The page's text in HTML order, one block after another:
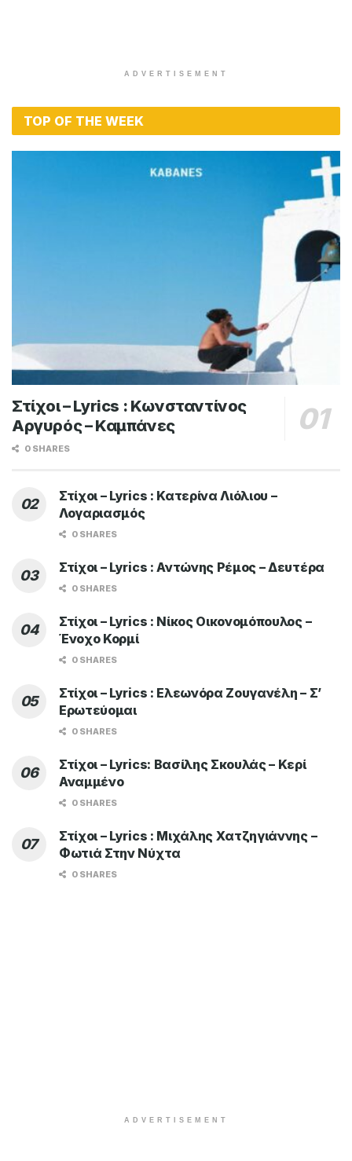
ADVERTISEMENT
TOP OF THE WEEK
Στίχοι – Lyrics : Κωνσταντίνος
Αργυρός – Καμπάνες
0 SHARES
Στίχοι – Lyrics : Κατερίνα Λιόλιου –
Λογαριασμός
0 SHARES
Στίχοι – Lyrics : Αντώνης Ρέμος – Δευτέρα
0 SHARES
Στίχοι – Lyrics : Νίκος Οικονομόπουλος –
Ένοχο Κορμί
0 SHARES
Στίχοι – Lyrics : Ελεωνόρα Ζουγανέλη – Σ’
Ερωτεύομαι
0 SHARES
Στίχοι – Lyrics: Βασίλης Σκουλάς – Κερί
Αναμμένο
0 SHARES
Στίχοι – Lyrics : Μιχάλης Χατζηγιάννης –
Φωτιά Στην Νύχτα
0 SHARES
ADVERTISEMENT